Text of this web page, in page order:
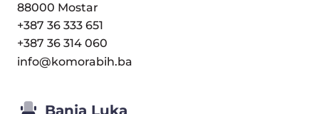
88000 Mostar
+387 36 333 651
+387 36 314 060
info@komorabih.ba
Banja Luka